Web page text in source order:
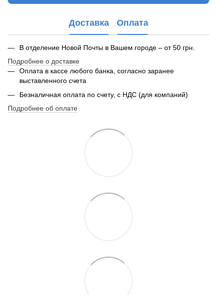
Доставка Оплата
В отделение Новой Почты в Вашем городе – от 50 грн.
Подробнее о доставке
Оплата в кассе любого банка, согласно заранее
выставленного счета
Безналичная оплата по счету, с НДС (для компаний)
Подробнее об оплате